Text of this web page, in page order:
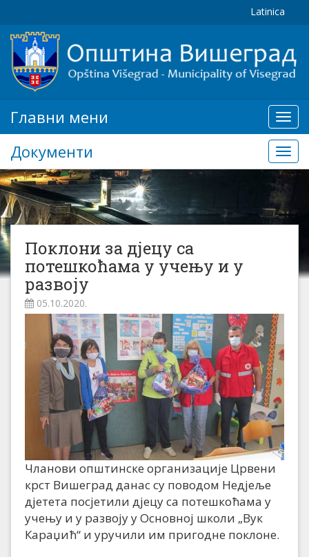
Latinica
мени
Главни мени
Документи
Поклони за дјецу са
потешкоћама у учењу и у
развоју
05.10.2020.
Чланови општинске организације Црвени
крст Вишеград данас су поводом Недјеље
дјетета посјетили дјецу са потешкоћама у
учењу и у развоју у Основној школи „Вук
Караџић“ и уручили им пригодне поклоне.